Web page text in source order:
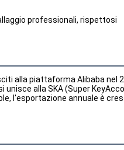
professionali, rispettosi
alla piattaforma Alibaba nel
unisce alla SKA (Super
l'esportazione annuale è